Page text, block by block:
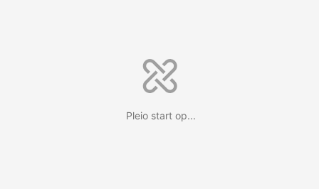
Pleio start op...